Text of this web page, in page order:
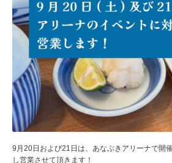
9月20日および21日は、あなぶきアリーナで開
し営業させて頂きます！